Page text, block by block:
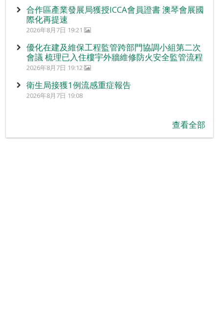
合作區產業發展局獲授ICCA會員證書 澳琴會展國
際化再提速
2026年8月7日 19:21
優化在建及維保工程監管跨部門協調小組第二次
會議 梳理已入住樓宇外牆維修防火安全監管流程
2026年8月7日 19:12
衛生局接獲1例流感重症報告
2026年8月7日 19:08
查看全部